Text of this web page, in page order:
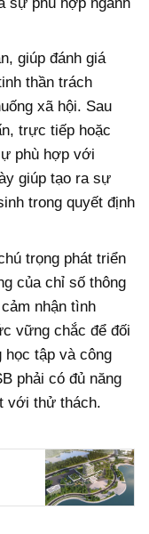
giúp đánh giá
thần trách
xã hội. Sau
trực tiếp hoặc
phù hợp với
giúp tạo ra sự
trong quyết định
trọng phát triển
của chỉ số thông
nhận tình
vững chắc để đối
tập và công
phải có đủ năng
với thử thách.